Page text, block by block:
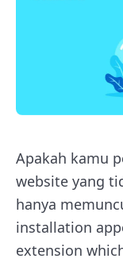
Apakah kamu
website yang
hanya
installation
extension